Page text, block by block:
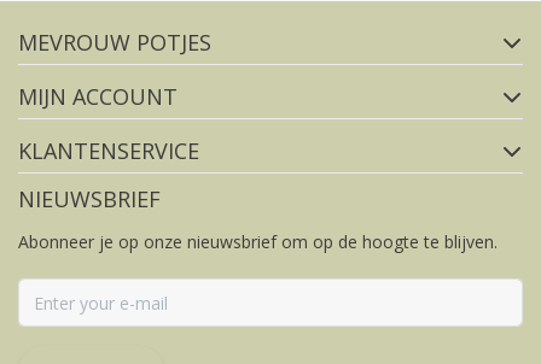
FACEBOOK
MEVROUW POTJES
MIJN ACCOUNT
KLANTENSERVICE
NIEUWSBRIEF
Abonneer je op onze nieuwsbrief om op de hoogte te blijven.